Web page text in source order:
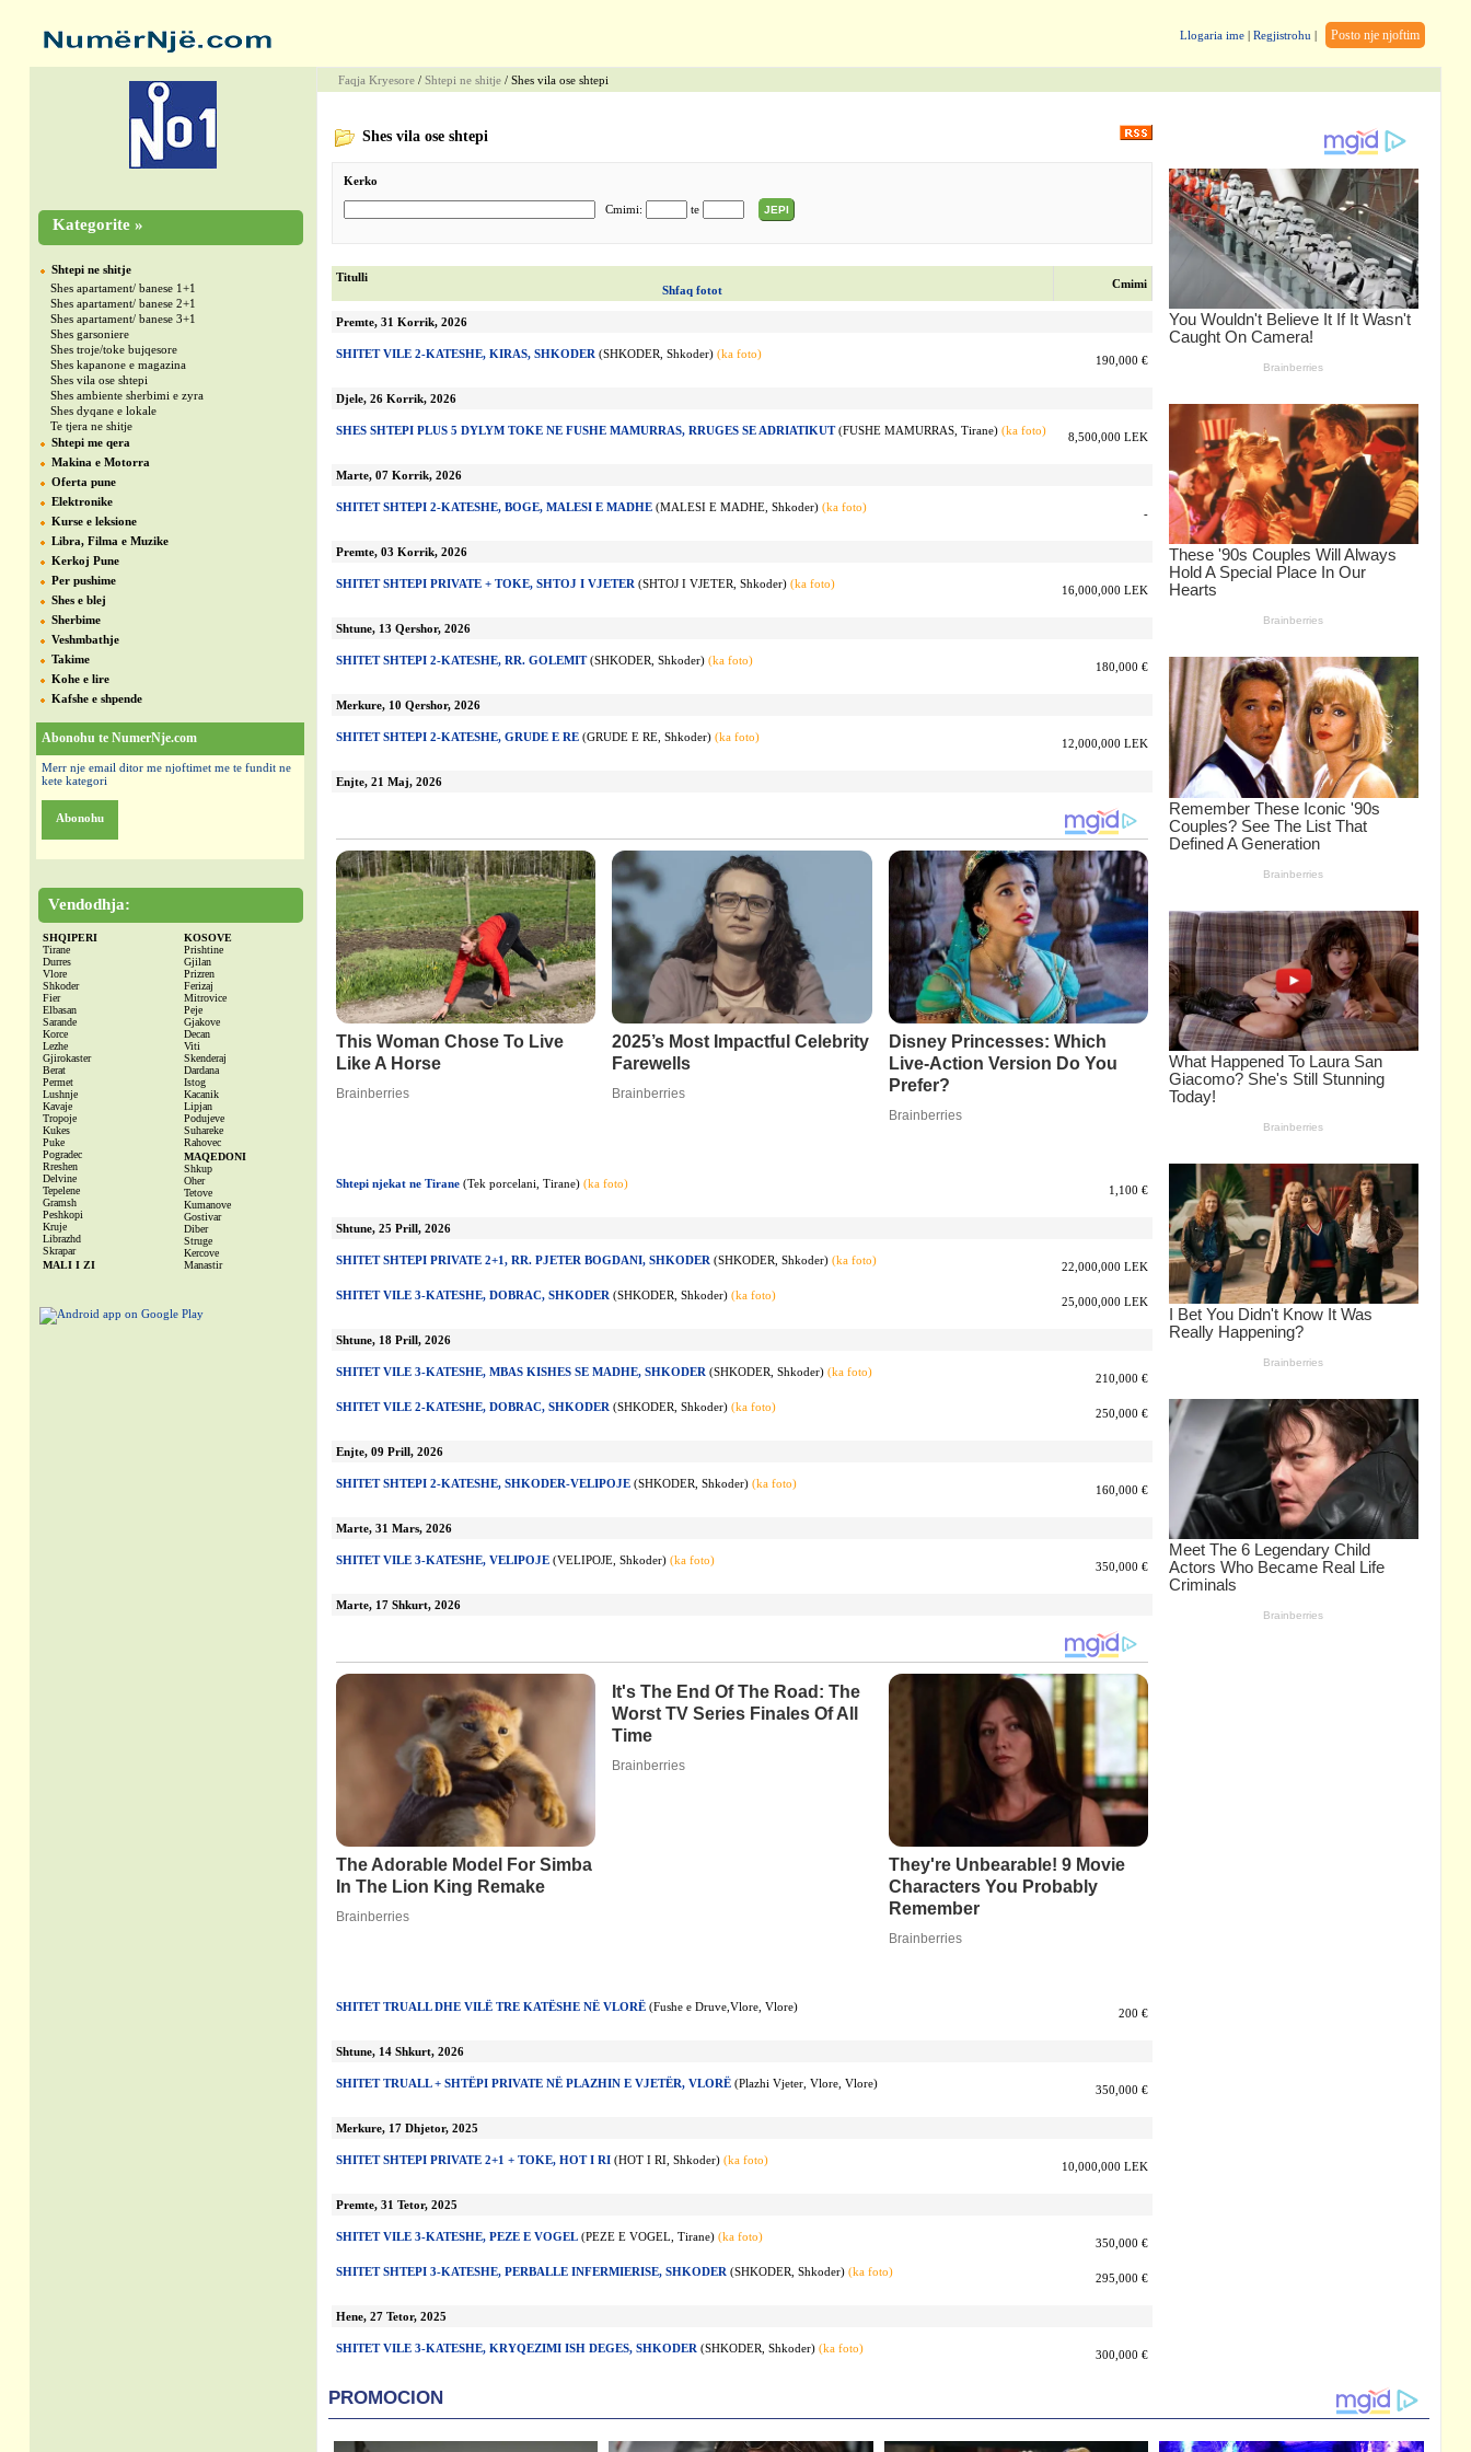
Llogaria ime | Regjistrohu | Posto nje njoftim
Kategorite »
Shtepi ne shitje
Shes apartament/ banese 1+1
Shes apartament/ banese 2+1
Shes apartament/ banese 3+1
Shes garsoniere
Shes troje/toke bujqesore
Shes kapanone e magazina
Shes vila ose shtepi
Shes ambiente sherbimi e zyra
Shes dyqane e lokale
Te tjera ne shitje
Shtepi me qera
Makina e Motorra
Oferta pune
Elektronike
Kurse e leksione
Libra, Filma e Muzike
Kerkoj Pune
Per pushime
Shes e blej
Sherbime
Veshmbathje
Takime
Kohe e lire
Kafshe e shpende
Abonohu te NumerNje.com
Merr nje email ditor me njoftimet me te fundit ne
kete kategori
Abonohu
Vendodhja:
SHQIPERI
Tirane
Durres
Vlore
Shkoder
Fier
Elbasan
Sarande
Korce
Lezhe
Gjirokaster
Berat
Permet
Lushnje
Kavaje
Tropoje
Kukes
Puke
Pogradec
Rreshen
Delvine
Tepelene
Gramsh
Peshkopi
Kruje
Librazhd
Skrapar
MALI I ZI
KOSOVE
Prishtine
Gjilan
Prizren
Ferizaj
Mitrovice
Peje
Gjakove
Decan
Viti
Skenderaj
Dardana
Istog
Kacanik
Lipjan
Podujeve
Suhareke
Rahovec
MAQEDONI
Shkup
Oher
Tetove
Kumanove
Gostivar
Diber
Struge
Kercove
Manastir
Faqja Kryesore / Shtepi ne shitje / Shes vila ose shtepi
Shes vila ose shtepi
Kerko
Cmimi: te JEPI
Titulli
Shfaq fotot
Cmimi
Premte, 31 Korrik, 2026
SHITET VILE 2-KATESHE, KIRAS, SHKODER (SHKODER, Shkoder) (ka foto) 190,000 €
Djele, 26 Korrik, 2026
SHES SHTEPI PLUS 5 DYLYM TOKE NE FUSHE MAMURRAS, RRUGES SE ADRIATIKUT(FUSHE MAMURRAS, Tirane) (ka foto) 8,500,000 LEK
Marte, 07 Korrik, 2026
SHITET SHTEPI 2-KATESHE, BOGE, MALESI E MADHE (MALESI E MADHE, Shkoder) (ka foto) -
Premte, 03 Korrik, 2026
SHITET SHTEPI PRIVATE + TOKE, SHTOJ I VJETER (SHTOJ I VJETER, Shkoder) (ka foto) 16,000,000 LEK
Shtune, 13 Qershor, 2026
SHITET SHTEPI 2-KATESHE, RR. GOLEMIT(SHKODER, Shkoder) (ka foto) 180,000 €
Merkure, 10 Qershor, 2026
SHITET SHTEPI 2-KATESHE, GRUDE E RE (GRUDE E RE, Shkoder) (ka foto) 12,000,000 LEK
Enjte, 21 Maj, 2026
Shtepi njekat ne Tirane (Tek porcelani, Tirane) (ka foto) 1,100 €
Shtune, 25 Prill, 2026
SHITET SHTEPI PRIVATE 2+1, RR. PJETER BOGDANI, SHKODER (SHKODER, Shkoder) (ka foto) 22,000,000 LEK
SHITET VILE 3-KATESHE, DOBRAC, SHKODER (SHKODER, Shkoder) (ka foto) 25,000,000 LEK
Shtune, 18 Prill, 2026
SHITET VILE 3-KATESHE, MBAS KISHES SE MADHE, SHKODER (SHKODER, Shkoder) (ka foto) 210,000 €
SHITET VILE 2-KATESHE, DOBRAC, SHKODER (SHKODER, Shkoder) (ka foto) 250,000 €
Enjte, 09 Prill, 2026
SHITET SHTEPI 2-KATESHE, SHKODER-VELIPOJE (SHKODER, Shkoder) (ka foto) 160,000 €
Marte, 31 Mars, 2026
SHITET VILE 3-KATESHE, VELIPOJE (VELIPOJE, Shkoder) (ka foto) 350,000 €
Marte, 17 Shkurt, 2026
SHITET TRUALL DHE VILË TRE KATËSHE NË VLORË (Fushe e Druve,Vlore, Vlore) 200 €
Shtune, 14 Shkurt, 2026
SHITET TRUALL + SHTËPI PRIVATE NË PLAZHIN E VJETËR, VLORË (Plazhi Vjeter, Vlore, Vlore) 350,000 €
Merkure, 17 Dhjetor, 2025
SHITET SHTEPI PRIVATE 2+1 + TOKE, HOT I RI (HOT I RI, Shkoder) (ka foto) 10,000,000 LEK
Premte, 31 Tetor, 2025
SHITET VILE 3-KATESHE, PEZE E VOGEL (PEZE E VOGEL, Tirane) (ka foto) 350,000 €
SHITET SHTEPI 3-KATESHE, PERBALLE INFERMIERISE, SHKODER (SHKODER, Shkoder) (ka foto) 295,000 €
Hene, 27 Tetor, 2025
SHITET VILE 3-KATESHE, KRYQEZIMI ISH DEGES, SHKODER (SHKODER, Shkoder) (ka foto) 300,000 €